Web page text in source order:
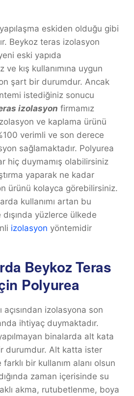
eskiden olduğu gibi
Beykoz teras izolasyon
eski yapıda
ve kış kullanımına uygun
şart bir durumdur. Ancak
istediğiniz sonucu
izolasyon firmamız
ve kaplama ürünü
verimli ve son derece
sağlamaktadır. Polyurea
hiç duymamış olabilirsiniz
yaparak ne kadar
ürünü kolayca görebilirsiniz.
kullanımı artan bu
yüzlerce ülkede
izolasyon yöntemidir
Beykoz Teras
Polyurea
açısından izolasyona son
ihtiyaç duymaktadır.
binalarda alt kata
durumdur. Alt katta ister
bir kullanım alanı olsun
zaman içerisinde su
akma, rutubetlenme, boya